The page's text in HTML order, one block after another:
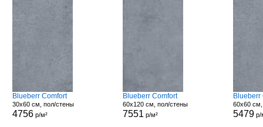
Blueberr Comfort
30x60 см, пол/стены
4756р/м²
Blueberr Comfort
60x120 см, пол/стены
7551 р/м²
Blueberr
60x60
5479 р/